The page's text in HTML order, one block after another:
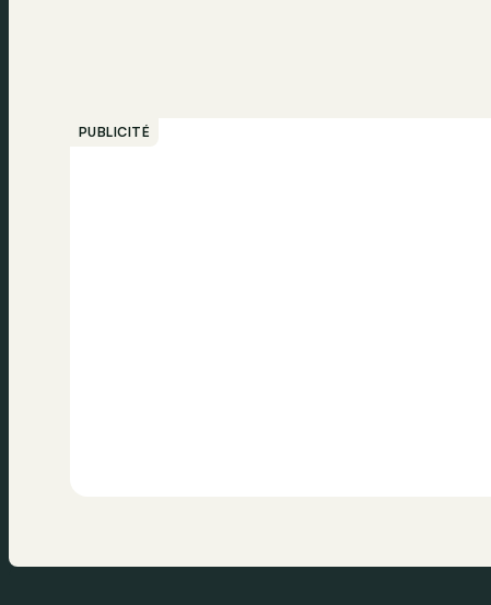
PUBLICITÉ